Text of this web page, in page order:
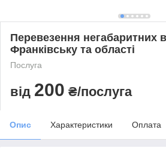
Перевезення негабаритних
Франківську та області
Послуга
від 200 ₴/послуга
Опис Характеристики Оплата